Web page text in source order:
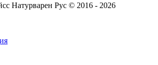
Натурварен Рус © 2016 - 2026